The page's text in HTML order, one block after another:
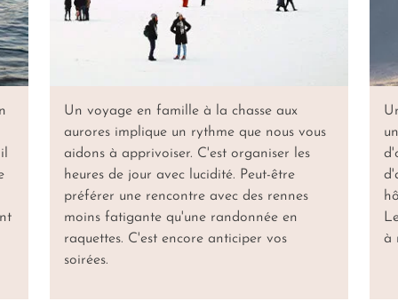
Un voyage en famille à la chasse aux
aurores implique un rythme que nous vous
aidons à apprivoiser. C'est organiser les
heures de jour avec lucidité. Peut-être
préférer une rencontre avec des rennes
moins fatigante qu'une randonnée en
raquettes. C'est encore anticiper vos
soirées.
à